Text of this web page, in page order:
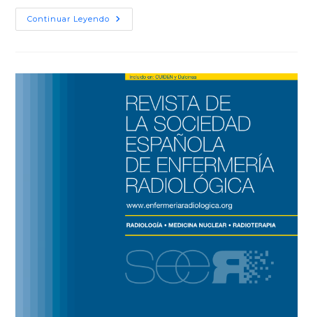
Continuar Leyendo